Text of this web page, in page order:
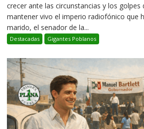
crecer ante las circunstancias y los golpes
mantener vivo el imperio radiofónico que
marido, el senador de la...
Destacadas Gigantes Poblanos